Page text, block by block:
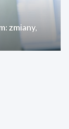
zmiany,